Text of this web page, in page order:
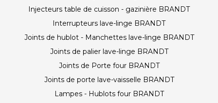
Injecteurs table de cuisson - gazinière BRANDT
Interrupteurs lave-linge BRANDT
Joints de hublot - Manchettes lave-linge BRANDT
Joints de palier lave-linge BRANDT
Joints de Porte four BRANDT
Joints de porte lave-vaisselle BRANDT
Lampes - Hublots four BRANDT